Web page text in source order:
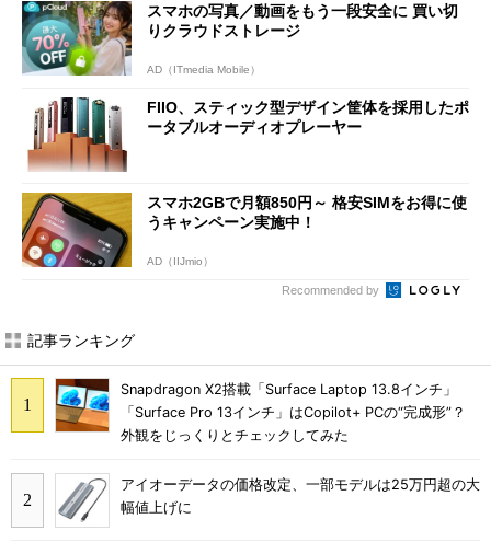
スマホの写真／動画をもう一段安全に 買い切
りクラウドストレージ
AD（ITmedia Mobile）
FIIO、スティック型デザイン筐体を採用したポ
ータブルオーディオプレーヤー
スマホ2GBで月額850円～ 格安SIMをお得に使
うキャンペーン実施中！
AD（IIJmio）
Recommended by
記事ランキング
Snapdragon X2搭載「Surface Laptop 13.8インチ」
「Surface Pro 13インチ」はCopilot+ PCの“完成形”？
外観をじっくりとチェックしてみた
アイオーデータの価格改定、一部モデルは25万円超の大
幅値上げに